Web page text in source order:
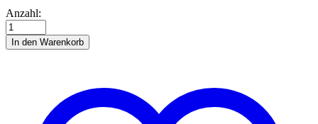
Quillingstreifen
5
mm,
Mix
Anzahl:
In den Warenkorb